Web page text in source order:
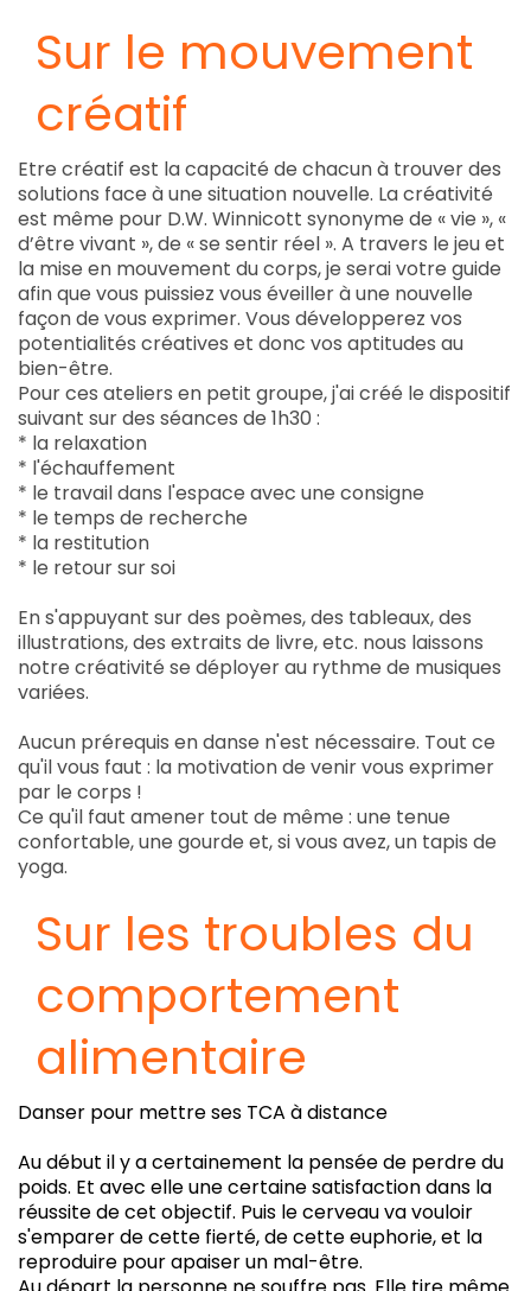
Sur le mouvement
créatif
Etre créatif est la capacité de chacun à trouver des
solutions face à une situation nouvelle. La créativité
est même pour D.W. Winnicott synonyme de « vie », «
d’être vivant », de « se sentir réel ». A travers le jeu et
la mise en mouvement du corps, je serai votre guide
afin que vous puissiez vous éveiller à une nouvelle
façon de vous exprimer. Vous développerez vos
potentialités créatives et donc vos aptitudes au
bien-être.
Pour ces ateliers en petit groupe, j'ai créé le dispositif
suivant sur des séances de 1h30 :
* la relaxation
* l'échauffement
* le travail dans l'espace avec une consigne
* le temps de recherche
* la restitution
* le retour sur soi
En s'appuyant sur des poèmes, des tableaux, des
illustrations, des extraits de livre, etc. nous laissons
notre créativité se déployer au rythme de musiques
variées.
Aucun prérequis en danse n'est nécessaire. Tout ce
qu'il vous faut : la motivation de venir vous exprimer
par le corps !
Ce qu'il faut amener tout de même : une tenue
confortable, une gourde et, si vous avez, un tapis de
yoga.
Sur les troubles du
comportement
alimentaire
Danser pour mettre ses TCA à distance
Au début il y a certainement la pensée de perdre du
poids. Et avec elle une certaine satisfaction dans la
réussite de cet objectif. Puis le cerveau va vouloir
s'emparer de cette fierté, de cette euphorie, et la
reproduire pour apaiser un mal-être.